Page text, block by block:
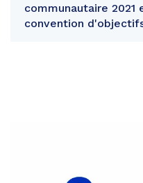
communautaire 2021
convention
Partager